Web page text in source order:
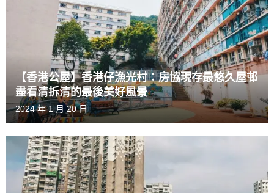
【香港公屋】香港仔漁光村：房協現存最悠久屋邨
盡看清拆清的最後美好風景
2024 年 1 月 20 日